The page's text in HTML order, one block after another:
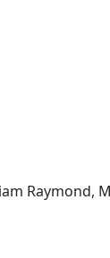
Raymond,